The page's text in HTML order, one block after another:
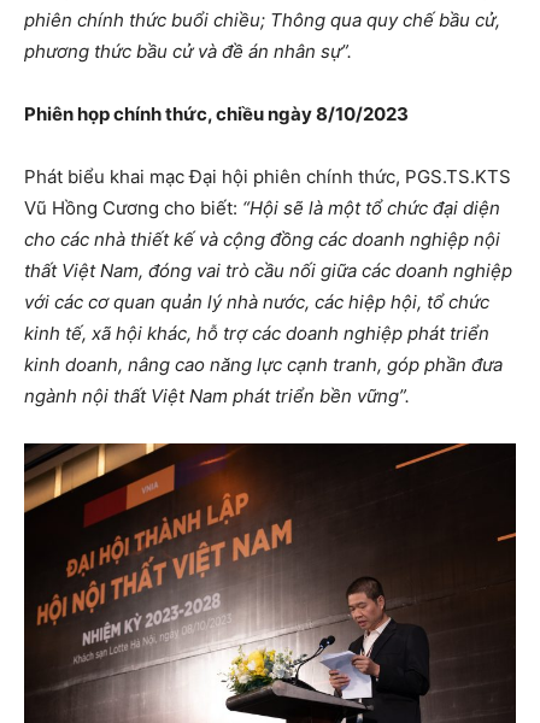
phiên chính thức buổi chiều; Thông qua quy chế bầu cử,
phương thức bầu cử và đề án nhân sự”.
Phiên họp chính thức, chiều ngày 8/10/2023
Phát biểu khai mạc Đại hội phiên chính thức, PGS.TS.KTS
Vũ Hồng Cương cho biết: “Hội sẽ là một tổ chức đại diện
cho các nhà thiết kế và cộng đồng các doanh nghiệp nội
thất Việt Nam, đóng vai trò cầu nối giữa các doanh nghiệp
với các cơ quan quản lý nhà nước, các hiệp hội, tổ chức
kinh tế, xã hội khác, hỗ trợ các doanh nghiệp phát triển
kinh doanh, nâng cao năng lực cạnh tranh, góp phần đưa
ngành nội thất Việt Nam phát triển bền vững”.